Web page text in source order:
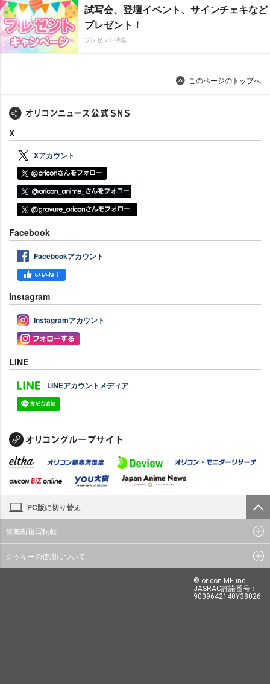
試写会、登壇イベント、サインチェキなど
プレゼント！
プレゼント特集
このページのトップへ
X
Xアカウント
Facebook
Facebookアカウント
Instagram
Instagramアカウント
LINE
LINEアカウントメディア
PC版に切り替え
禁無断複写転載
クッキーの使用について
© oricon ME inc.
JASRAC許諾番号：
9009642140Y38026